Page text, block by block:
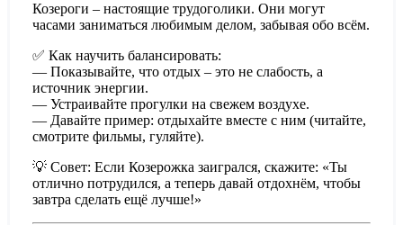
Козероги – настоящие трудоголики. Они могут
часами заниматься любимым делом, забывая обо всём.
✅ Как научить балансировать:
— Показывайте, что отдых – это не слабость, а
источник энергии.
— Устраивайте прогулки на свежем воздухе.
— Давайте пример: отдыхайте вместе с ним (читайте,
смотрите фильмы, гуляйте).
💡 Совет: Если Козерожка заигрался, скажите: «Ты
отлично потрудился, а теперь давай отдохнём, чтобы
завтра сделать ещё лучше!»